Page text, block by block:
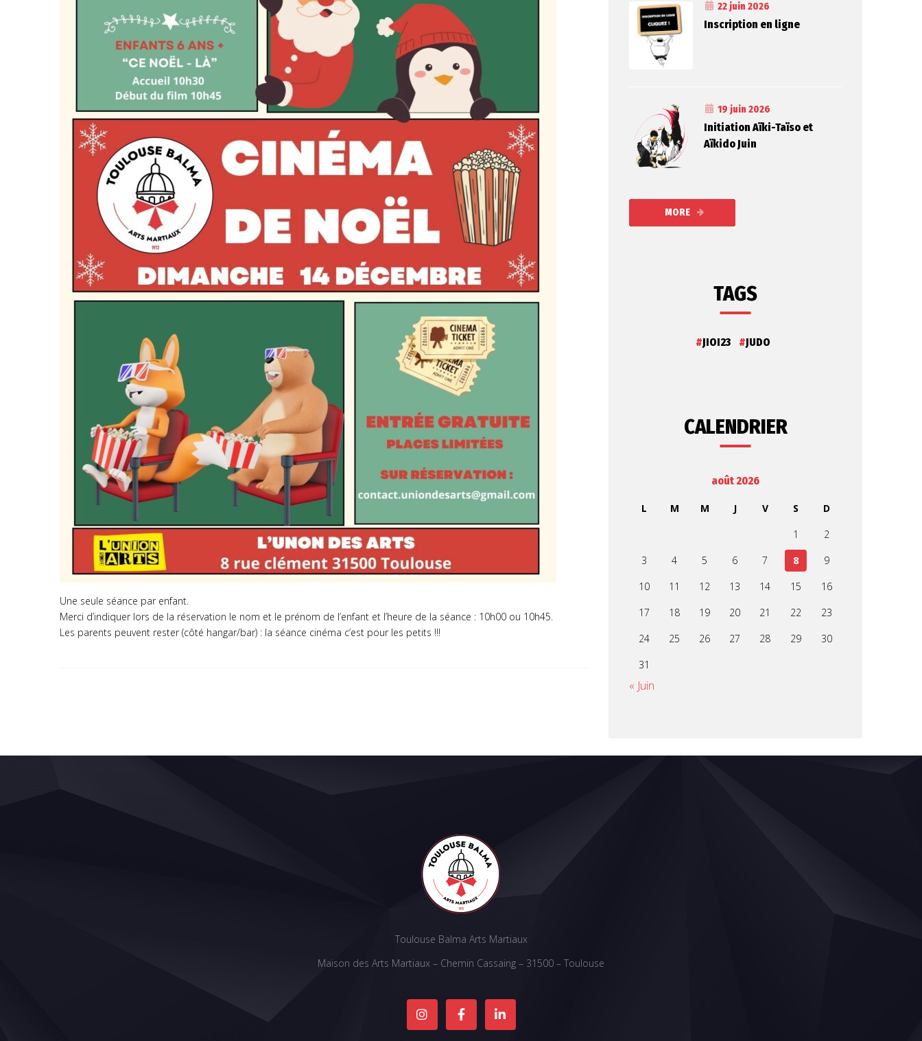
Une seule séance par enfant.
Merci d’indiquer lors de la réservation le nom et le prénom de l’enfant et l’heure de la séance : 10h00 ou 10h45.
Les parents peuvent rester (côté hangar/bar) : la séance cinéma c’est pour les petits !!!
22 juin 2026
Inscription en ligne
19 juin 2026
Initiation Aïki-Taïso et
Aïkido Juin
MORE
TAGS
JIOI23 JUDO
CALENDRIER
août 2026
L M M J V S
D
1
2
3
4 5 6 7 8
9
10
11 12 13 14 15
16
17
18 19 20 21 22
23
24
25 26 27 28 29
30
31
« Juin
Toulouse Balma Arts Martiaux
Maison des Arts Martiaux – Chemin Cassaing – 31500 – Toulouse